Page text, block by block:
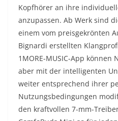
Kopfhörer an ihre
anzupassen. Ab Werk sind
einem vom preisgekrönten
Bignardi erstellten
1MORE-MUSIC-App können
aber mit der intelligenten
weiter entsprechend ihrer
Nutzungsbedingungen
den kraftvollen 7-mm-